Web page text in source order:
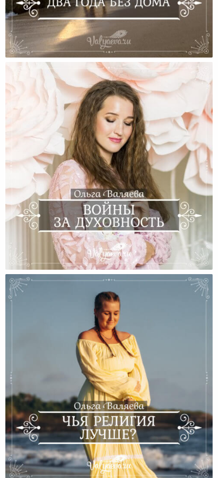
Два Года Без Дома…
Войны За Духовность